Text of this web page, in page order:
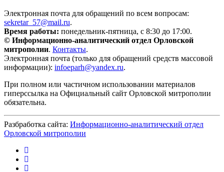
Электронная почта для обращений по всем вопросам:
sekretar_57@mail.ru.
Время работы: понедельник-пятница, с 8:30 до 17:00.
© Информационно-аналитический отдел Орловской
митрополии. Контакты.
Электронная почта (только для обращений средств массовой
информации): infoeparh@yandex.ru.
При полном или частичном использовании материалов
гиперссылка на Официальный сайт Орловской митрополии
обязательна.
Разбработка сайта: Информационно-аналитический отдел
Орловской митрополии